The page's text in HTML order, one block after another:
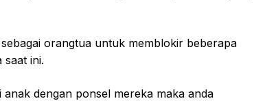
orangtua untuk memblokir beberapa
saat ini.
dengan ponsel mereka maka anda